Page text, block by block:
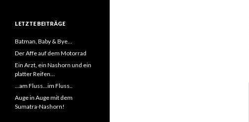
LETZTE BEITRÄGE
Batman, Baby & Bye…
Der Affe auf dem Motorrad
Ein Arzt, ein Nashorn und ein
platter Reifen…
…am Fluss…im Fluss..
Auge in Auge mit dem
Sumatra-Nashorn!